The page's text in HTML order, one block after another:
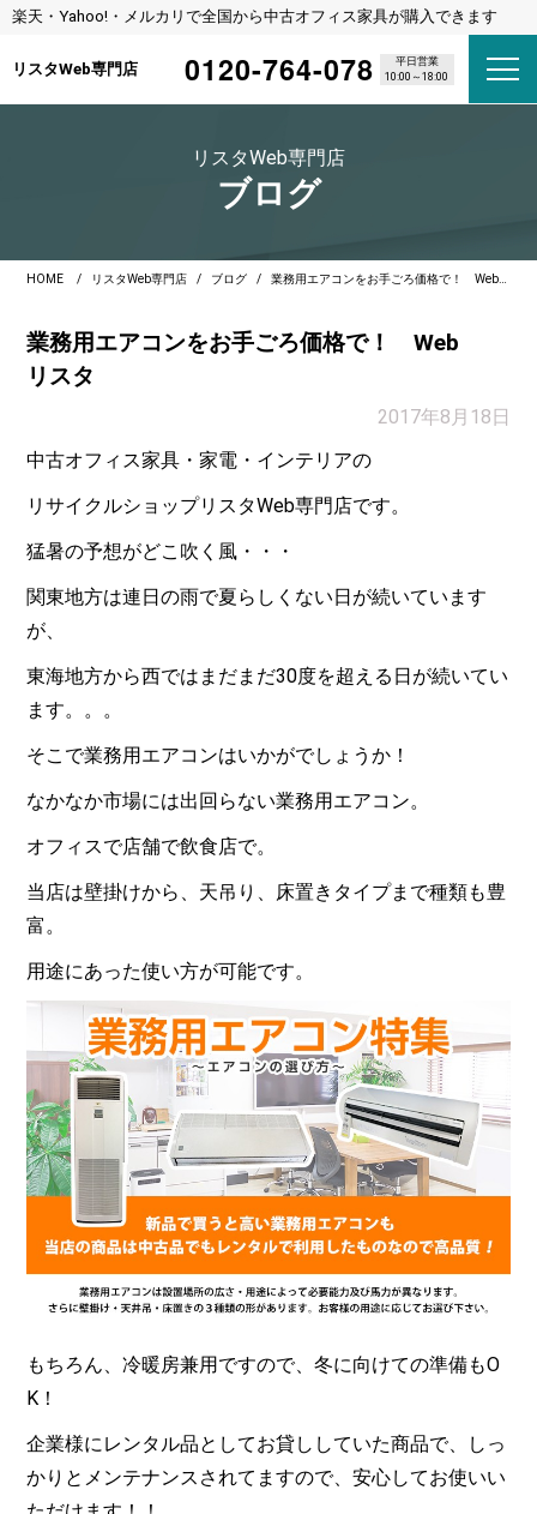
楽天・Yahoo!・メルカリで全国から中古オフィス家具が購入できます
リスタWeb専門店 0120-764-078
平日営業
10:00～18:00
リスタWeb専門店
ブログ
HOME リスタWeb専門店 ブログ 業務用エアコンをお手ごろ価格で！ Webリスタ
業務用エアコンをお手ごろ価格で！ Web
リスタ
2017年8月18日
中古オフィス家具・家電・インテリアの
リサイクルショップリスタWeb専門店です。
猛暑の予想がどこ吹く風・・・
関東地方は連日の雨で夏らしくない日が続いています
が、
東海地方から西ではまだまだ30度を超える日が続いてい
ます。。。
そこで業務用エアコンはいかがでしょうか！
なかなか市場には出回らない業務用エアコン。
オフィスで店舗で飲食店で。
当店は壁掛けから、天吊り、床置きタイプまで種類も豊
富。
用途にあった使い方が可能です。
もちろん、冷暖房兼用ですので、冬に向けての準備もO
K！
企業様にレンタル品としてお貸ししていた商品で、しっ
かりとメンテナンスされてますので、安心してお使いい